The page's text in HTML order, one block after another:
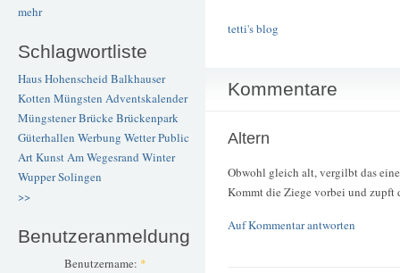
mehr
Schlagwortliste
Haus Hohenscheid Balkhauser
Kotten Müngsten Adventskalender
Müngstener BrückeBrückenpark
Güterhallen Werbung WetterPublic
ArtKunstAm Wegesrand Winter
WupperSolingen
>>
Benutzeranmeldung
Benutzername: *
tetti's blog
Kommentare
Altern
Obwohl gleich alt, vergilbt das
Kommt die Ziege vorbei und zupft
Auf Kommentar antworten